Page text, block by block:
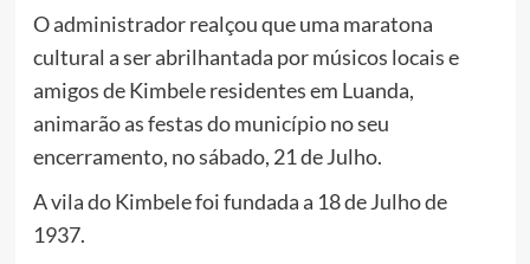
O administrador realçou que uma maratona
cultural a ser abrilhantada por músicos locais e
amigos de Kimbele residentes em Luanda,
animarão as festas do município no seu
encerramento, no sábado, 21 de Julho.
A vila do Kimbele foi fundada a 18 de Julho de
1937.